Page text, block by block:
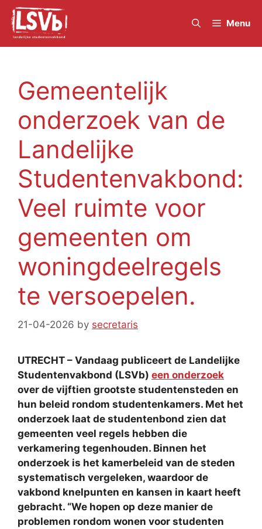
Skip
content
Menu
Gemeentelijk
onderzoek van de
Landelijke
Studentenvakbond:
Veel ruimte voor
gemeenten om
woningdeelregels
te versoepelen.
21-04-2026 by secretaris
UTRECHT – Vandaag publiceert de Landelijke
Studentenvakbond (LSVb) een onderzoek
over de vijftien grootste studentensteden en
hun beleid rondom studentenkamers. Met het
onderzoek laat de studentenbond zien dat
gemeenten veel regels hebben die
verkamering tegenhouden. Binnen het
onderzoek is het kamerbeleid van de steden
systematisch vergeleken, waardoor de
vakbond knelpunten en kansen in kaart heeft
gebracht. “We hopen op deze manier de
problemen rondom wonen voor studenten